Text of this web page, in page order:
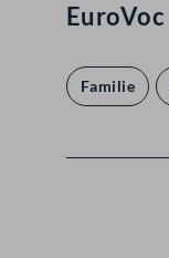
EuroVoc
Familie